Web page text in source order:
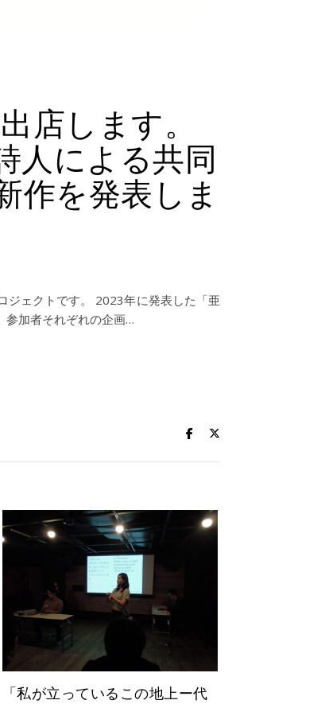
店します。
人による共同
作を発表しま
ジェクトです。 2023年に発表した「亜
参加者それぞれの企画…
「私が立っているこの地上ー代